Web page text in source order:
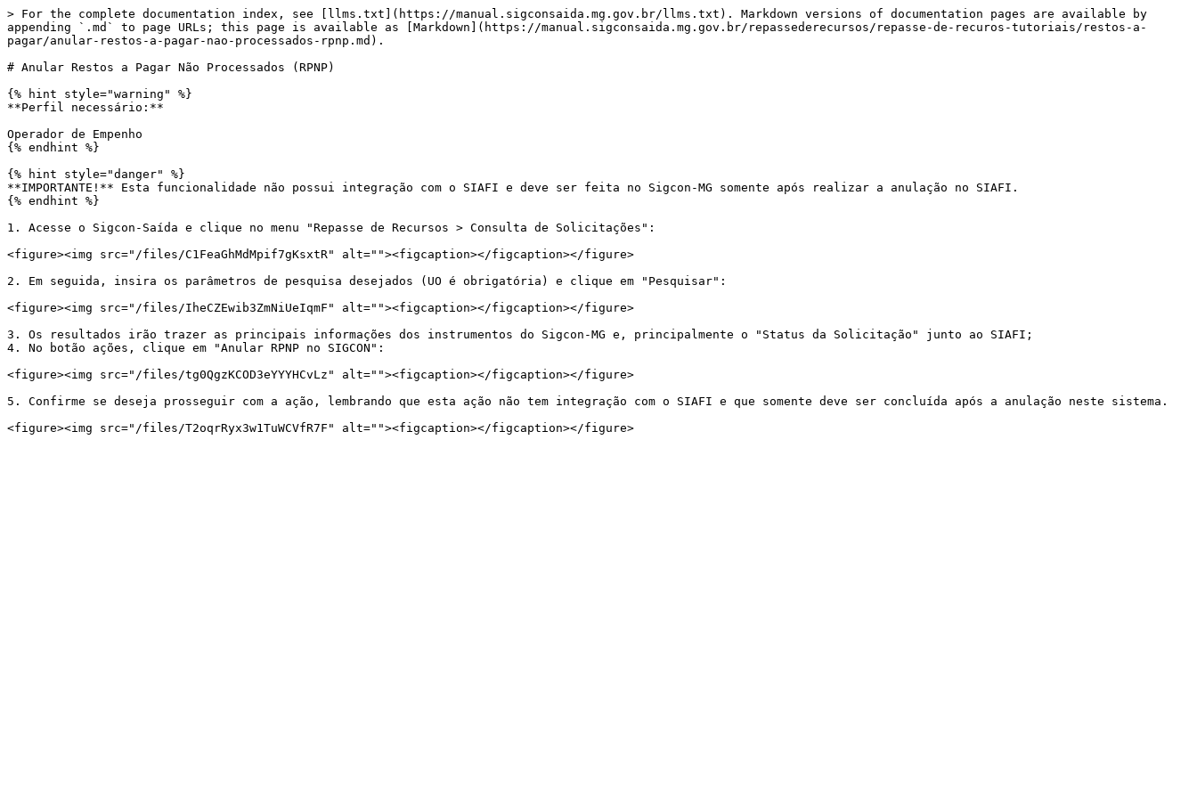
> For the complete documentation index, see [llms.txt](https://manual.sigconsaida.mg.gov.br/llms.txt). Markdown versions of documentation pages are available by
appending `.md` to page URLs; this page is available as [Markdown](https://manual.sigconsaida.mg.gov.br/repassederecursos/repasse-de-recuros-tutoriais/restos-a-
pagar/anular-restos-a-pagar-nao-processados-rpnp.md).
# Anular Restos a Pagar Não Processados (RPNP)
{% hint style="warning" %}
**Perfil necessário:**
Operador de Empenho
{% endhint %}
{% hint style="danger" %}
**IMPORTANTE!** Esta funcionalidade não possui integração com o SIAFI e deve ser feita no Sigcon-MG somente após realizar a anulação no SIAFI.
{% endhint %}
1. Acesse o Sigcon-Saída e clique no menu "Repasse de Recursos > Consulta de Solicitações":
<figure><img src="/files/C1FeaGhMdMpif7gKsxtR" alt=""><figcaption></figcaption></figure>
2. Em seguida, insira os parâmetros de pesquisa desejados (UO é obrigatória) e clique em "Pesquisar":
<figure><img src="/files/IheCZEwib3ZmNiUeIqmF" alt=""><figcaption></figcaption></figure>
3. Os resultados irão trazer as principais informações dos instrumentos do Sigcon-MG e, principalmente o "Status da Solicitação" junto ao SIAFI;
4. No botão ações, clique em "Anular RPNP no SIGCON":
<figure><img src="/files/tg0QgzKCOD3eYYYHCvLz" alt=""><figcaption></figcaption></figure>
5. Confirme se deseja prosseguir com a ação, lembrando que esta ação não tem integração com o SIAFI e que somente deve ser concluída após a anulação neste sistema.